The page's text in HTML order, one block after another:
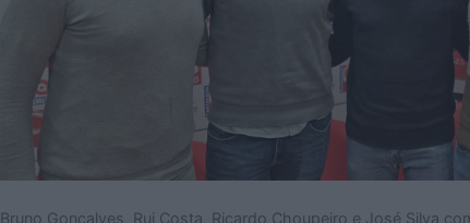
Bruno Gonçalves, Rui Costa, Ricardo Choupeiro e José Silva